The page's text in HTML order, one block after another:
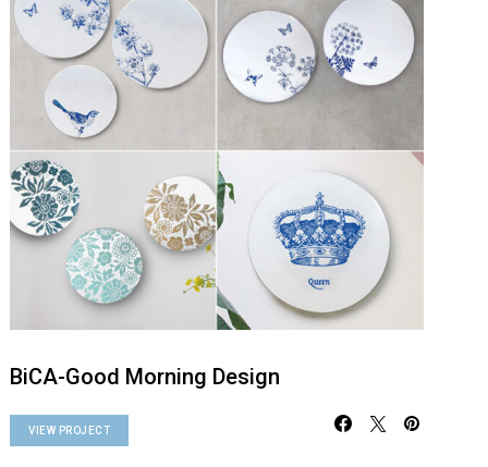
BiCA-Good Morning Design
VIEW PROJECT